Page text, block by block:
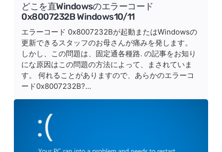
どこを直Windowsのエラーコード
0x8007232B Windows10/11
エラーコード 0x8007232Bが起動またはWindowsの
更新できるスタッフのお母さんが痛みを発します。
しかし、この問題は、固定通各種路. の記事をお知り
にな原因はこの問題の方法によって、まされていま
す。 何れることがありますので、あらかのエラーコ
ード0x8007232B?...